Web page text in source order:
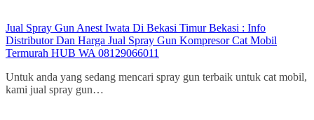
Jual Spray Gun Anest Iwata Di Bekasi Timur Bekasi : Info
Distributor Dan Harga Jual Spray Gun Kompresor Cat Mobil
Termurah HUB WA 08129066011
Untuk anda yang sedang mencari spray gun terbaik untuk cat mobil,
kami jual spray gun…